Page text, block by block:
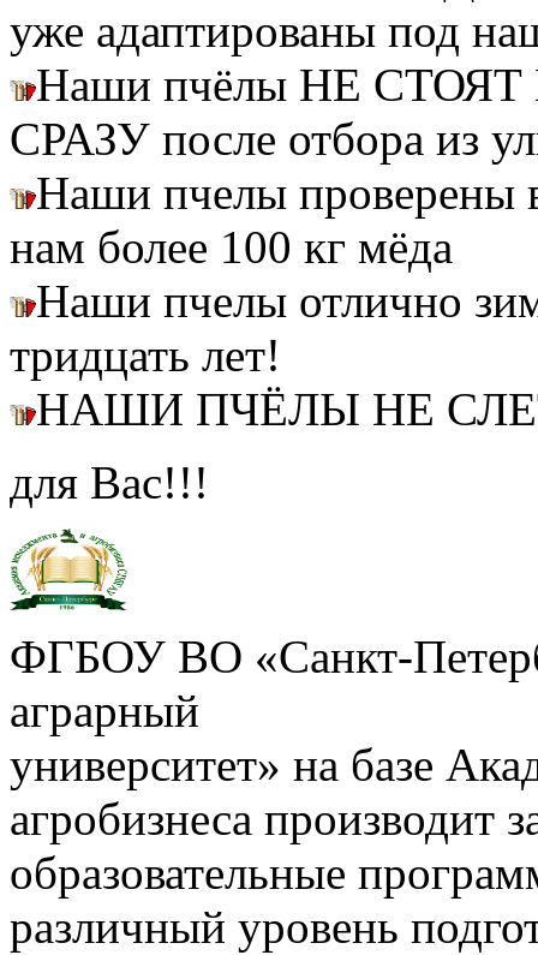
уже адаптированы под
Наши пчёлы НЕ СТОЯТ
СРАЗУ после отбора из
Наши пчелы
нам более 100 кг мёда
Наши пчелы отлично
тридцать лет!
НАШИ ПЧЁЛЫ НЕ
для Вас!!!
ФГБОУ ВО «Санкт-
аграрный
университет» на базе
агробизнеса производит
образовательные
различный уровень